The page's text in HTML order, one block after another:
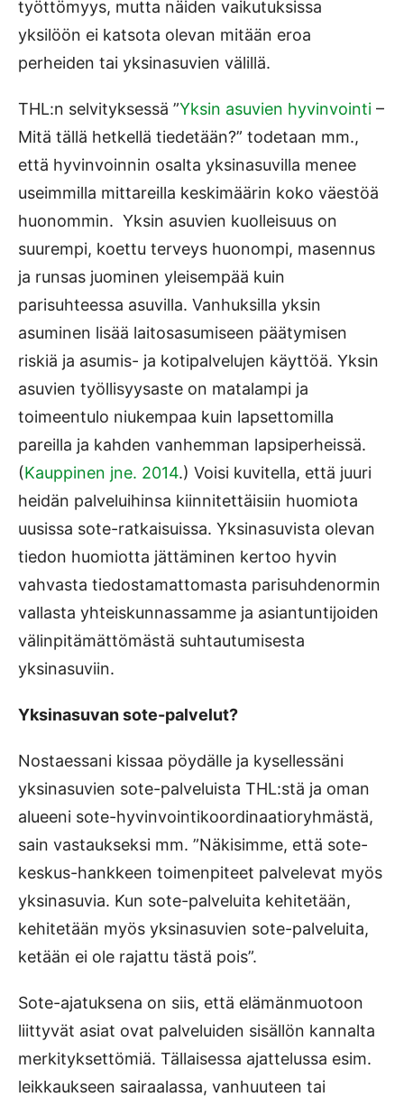
työttömyys, mutta näiden vaikutuksissa
yksilöön ei katsota olevan mitään eroa
perheiden tai yksinasuvien välillä.
THL:n selvityksessä ”Yksin asuvien hyvinvointi –
Mitä tällä hetkellä tiedetään?” todetaan mm.,
että hyvinvoinnin osalta yksinasuvilla menee
useimmilla mittareilla keskimäärin koko väestöä
huonommin. Yksin asuvien kuolleisuus on
suurempi, koettu terveys huonompi, masennus
ja runsas juominen yleisempää kuin
parisuhteessa asuvilla. Vanhuksilla yksin
asuminen lisää laitosasumiseen päätymisen
riskiä ja asumis- ja kotipalvelujen käyttöä. Yksin
asuvien työllisyysaste on matalampi ja
toimeentulo niukempaa kuin lapsettomilla
pareilla ja kahden vanhemman lapsiperheissä.
(Kauppinen jne. 2014.) Voisi kuvitella, että juuri
heidän palveluihinsa kiinnitettäisiin huomiota
uusissa sote-ratkaisuissa. Yksinasuvista olevan
tiedon huomiotta jättäminen kertoo hyvin
vahvasta tiedostamattomasta parisuhdenormin
vallasta yhteiskunnassamme ja asiantuntijoiden
välinpitämättömästä suhtautumisesta
yksinasuviin.
Yksinasuvan sote-palvelut?
Nostaessani kissaa pöydälle ja kysellessäni
yksinasuvien sote-palveluista THL:stä ja oman
alueeni sote-hyvinvointikoordinaatioryhmästä,
sain vastaukseksi mm. ”Näkisimme, että sote-
keskus-hankkeen toimenpiteet palvelevat myös
yksinasuvia. Kun sote-palveluita kehitetään,
kehitetään myös yksinasuvien sote-palveluita,
ketään ei ole rajattu tästä pois”.
Sote-ajatuksena on siis, että elämänmuotoon
liittyvät asiat ovat palveluiden sisällön kannalta
merkityksettömiä. Tällaisessa ajattelussa esim.
leikkaukseen sairaalassa, vanhuuteen tai